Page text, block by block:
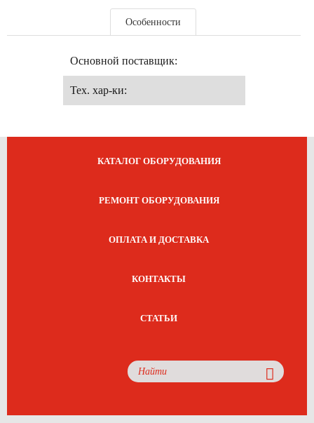
Особенности
Основной поставщик:
Тех. хар-ки:
КАТАЛОГ ОБОРУДОВАНИЯ
РЕМОНТ ОБОРУДОВАНИЯ
ОПЛАТА И ДОСТАВКА
КОНТАКТЫ
СТАТЬИ